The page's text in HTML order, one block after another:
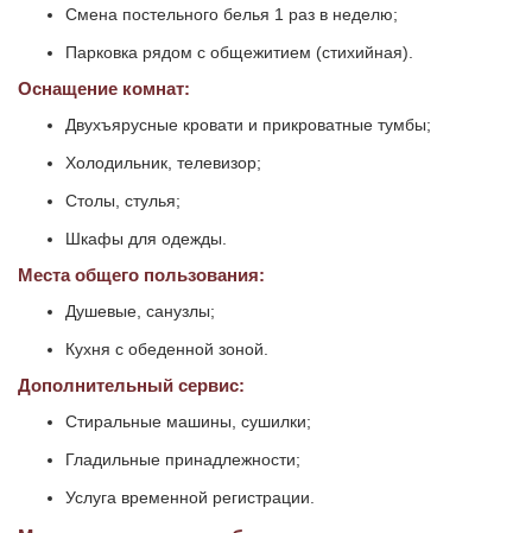
Смена постельного белья 1 раз в неделю;
Парковка рядом с общежитием (стихийная).
Оснащение комнат:
Двухъярусные кровати и прикроватные тумбы;
Холодильник, телевизор;
Столы, стулья;
Шкафы для одежды.
Места общего пользования:
Душевые, санузлы;
Кухня с обеденной зоной.
Дополнительный сервис:
Стиральные машины, сушилки;
Гладильные принадлежности;
Услуга временной регистрации.